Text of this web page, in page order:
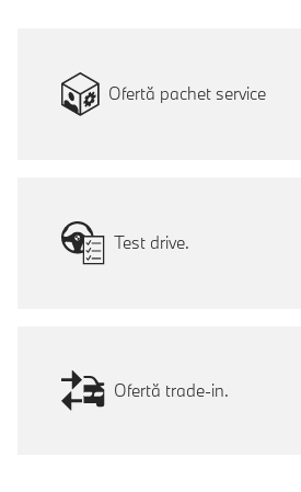
Ofertă pachet service
Test drive.
Ofertă trade-in.